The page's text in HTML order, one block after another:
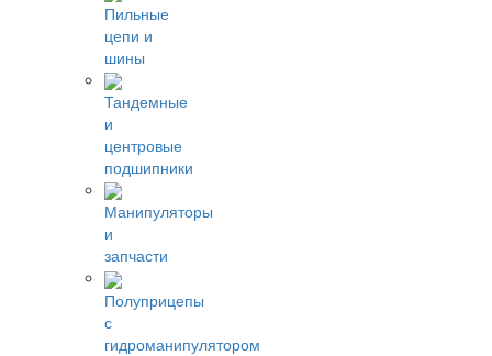
Пильные
цепи и
шины
Тандемные
и
центровые
подшипники
Манипуляторы
и
запчасти
Полуприцепы
с
гидроманипулятором